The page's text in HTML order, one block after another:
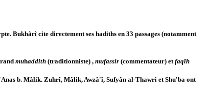
Bukhârî cite directement ses hadiths en 33 passages (notamment
muhaddith (traditionniste) , mufassir (commentateur) etfaqîh
b. Mâlik. Zuhrî, Mâlik, Awzâ'î, Sufyân al-Thawri et Shu'ba ont